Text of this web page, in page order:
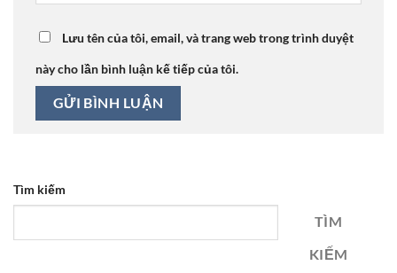
Lưu tên của tôi, email, và trang web trong trình duyệt
này cho lần bình luận kế tiếp của tôi.
Tìm kiếm
TÌM
KIẾM